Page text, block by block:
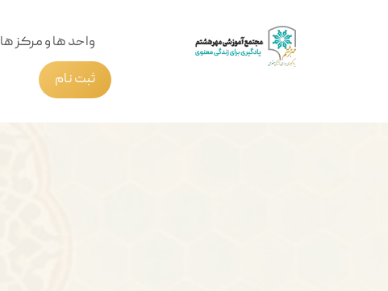
واحد ها و مرکز ها
ثبت نام